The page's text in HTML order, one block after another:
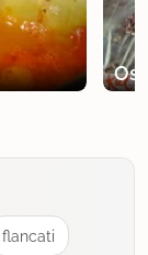
flancati